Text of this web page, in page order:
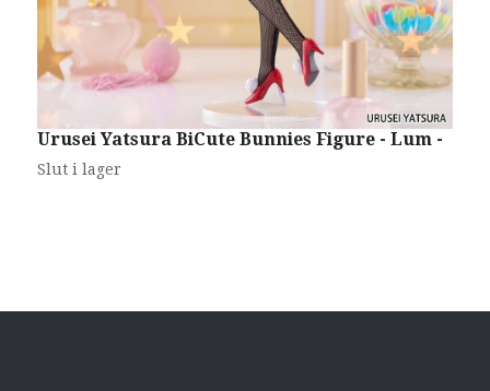
Urusei Yatsura BiCute Bunnies Figure - Lum -
Slut i lager